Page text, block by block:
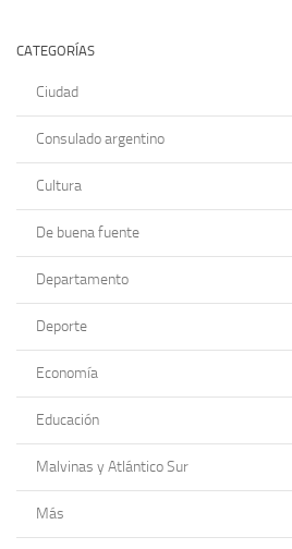
CATEGORÍAS
Ciudad
Consulado argentino
Cultura
De buena fuente
Departamento
Deporte
Economía
Educación
Malvinas y Atlántico Sur
Más